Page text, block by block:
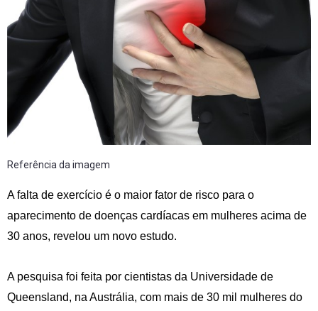
Referência da imagem
A falta de exercício é o maior fator de risco para o
aparecimento de doenças cardíacas em mulheres acima de
30 anos, revelou um novo estudo.
A pesquisa foi feita por cientistas da Universidade de
Queensland, na Austrália, com mais de 30 mil mulheres do